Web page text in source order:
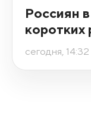
Россиян
коротких
сегодня, 14:32